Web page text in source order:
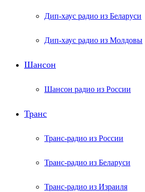
Дип-хаус радио из Беларуси
Дип-хаус радио из Молдовы
Шансон
Шансон радио из России
Транс
Транс-радио из России
Транс-радио из Беларуси
Транс-радио из Израиля